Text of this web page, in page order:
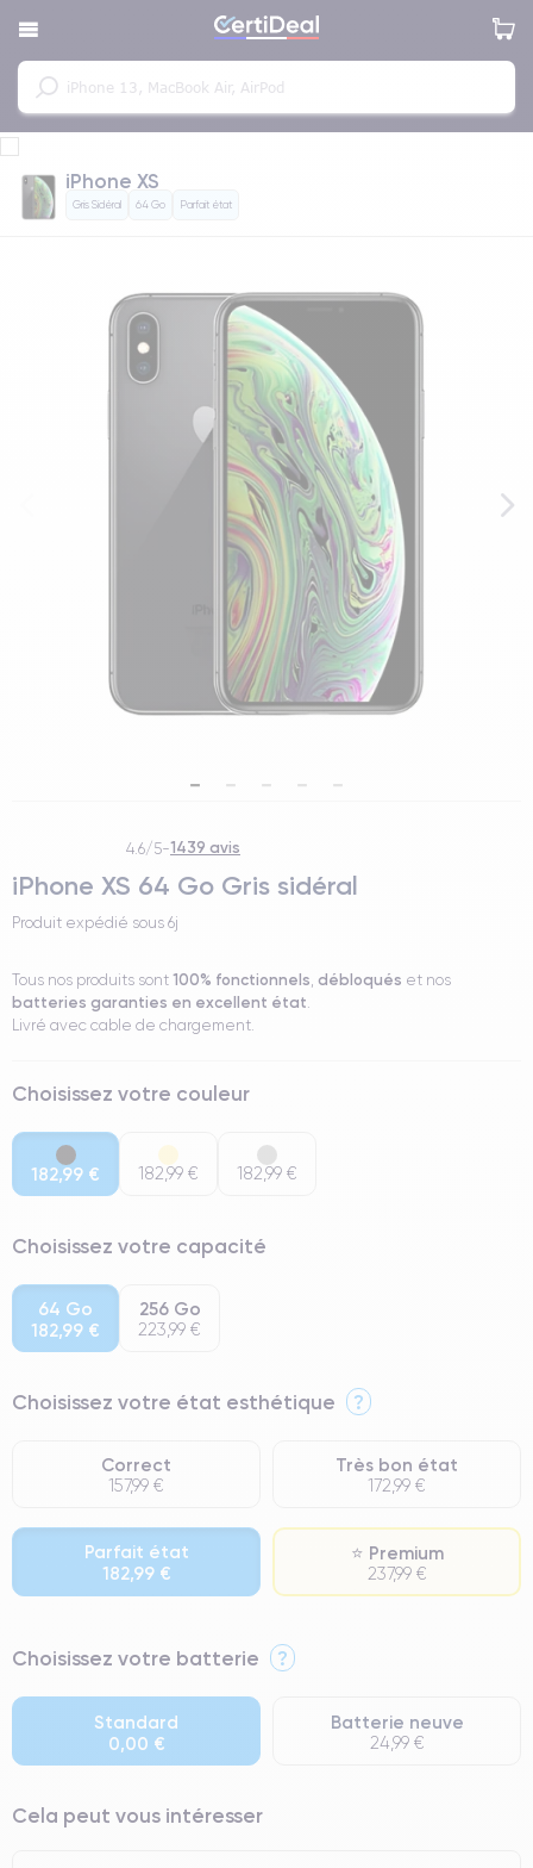
iPhone XS
Gris Sidéral 64 Go Parfait état
4.6/5-1439 avis
iPhone XS 64 Go Gris sidéral
Produit expédié sous 6j
Tous nos produits sont 100% fonctionnels, débloqués et nos
batteries garanties en excellent état.
Livré avec cable de chargement.
Choisissez votre couleur
182,99 € 182,99 € 182,99 €
Choisissez votre capacité
64 Go
182,99 €
256 Go
223,99 €
Choisissez votre état esthétique ?
Correct
157,99 €
Très bon état
172,99 €
Parfait état
182,99 €
⭐ Premium
237,99 €
⭐ Premium
● Batterie : usage intensif.
● Seuls 5% de nos téléphones ont un grade Premium.
Choisissez votre batterie ?
Standard
0,00 €
Batterie neuve
24,99 €
Cela peut vous intéresser